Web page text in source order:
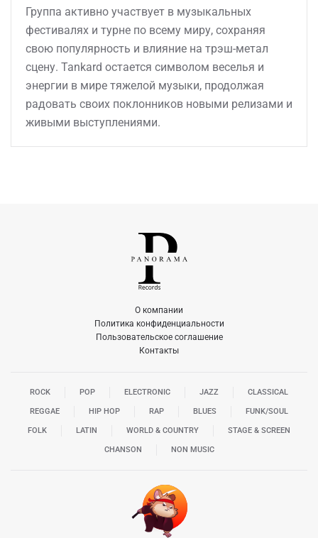
Группа активно участвует в музыкальных
фестивалях и турне по всему миру, сохраняя
свою популярность и влияние на трэш-метал
сцену. Tankard остается символом веселья и
энергии в мире тяжелой музыки, продолжая
радовать своих поклонников новыми релизами и
живыми выступлениями.
О компании
Политика конфиденциальности
Пользовательское соглашение
Контакты
ROCK POP ELECTRONIC JAZZ CLASSICAL
REGGAE HIP HOP RAP BLUES FUNK/SOUL
FOLK LATIN WORLD & COUNTRY STAGE & SCREEN
CHANSON NON MUSIC